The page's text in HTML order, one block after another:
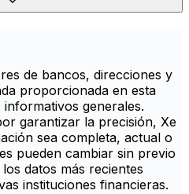
de bancos, direcciones y
proporcionada en esta
generales.
garantizar la precisión, Xe
sea completa, actual o
pueden cambiar sin previo
datos más recientes
instituciones financieras.